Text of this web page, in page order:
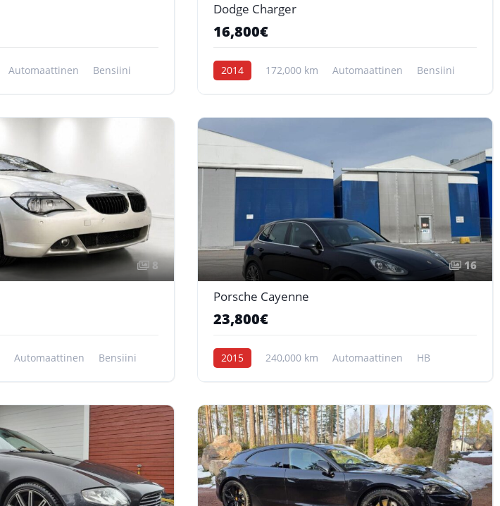
Automaattinen Bensiini
Dodge Charger
16,800€
2014 172,000 km Automaattinen Bensiini
8
Automaattinen Bensiini
16
Porsche Cayenne
23,800€
2015 240,000 km Automaattinen HB